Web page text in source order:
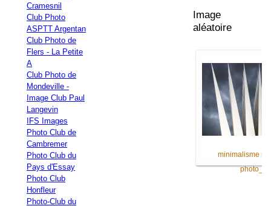
Cramesnil
Club Photo
ASPTT Argentan
Club Photo de
Flers - La Petite
A
Club Photo de
Mondeville -
Image Club Paul
Langevin
IFS Images
Photo Club de
Cambremer
Photo Club du
Pays d'Essay
Photo Club
Honfleur
Photo-Club du
Image
aléatoire
minimalisme